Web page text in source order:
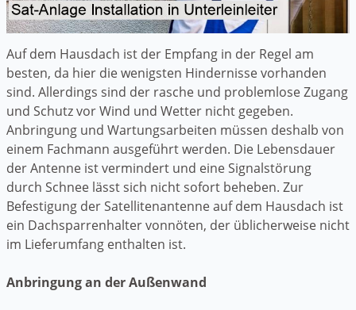
Auf dem Hausdach ist der Empfang in der Regel am
besten, da hier die wenigsten Hindernisse vorhanden
sind. Allerdings sind der rasche und problemlose Zugang
und Schutz vor Wind und Wetter nicht gegeben.
Anbringung und Wartungsarbeiten müssen deshalb von
einem Fachmann ausgeführt werden. Die Lebensdauer
der Antenne ist vermindert und eine Signalstörung
durch Schnee lässt sich nicht sofort beheben. Zur
Befestigung der Satellitenantenne auf dem Hausdach ist
ein Dachsparrenhalter vonnöten, der üblicherweise nicht
im Lieferumfang enthalten ist.
Anbringung an der Außenwand